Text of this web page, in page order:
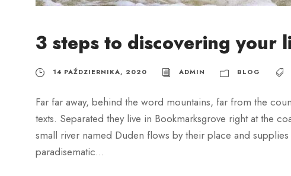
3 steps to discovering your
14 PAŹDZIERNIKA, 2020 ADMIN BLOG
Far far away, behind the word mountains, far from the
texts. Separated they live in Bookmarksgrove right at the
small river named Duden flows by their place and
paradisematic...